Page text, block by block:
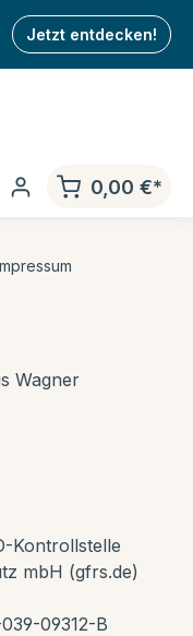
Jetzt entdecken!
0,00 €*
Wagner
Kontrollstelle
mbH (gfrs.de)
09312-B